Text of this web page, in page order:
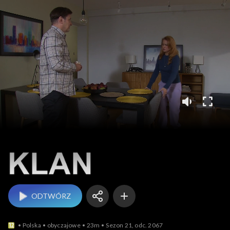
Klan
ODTWÓRZ
Polska obyczajowe 23m Sezon 21, odc. 2067